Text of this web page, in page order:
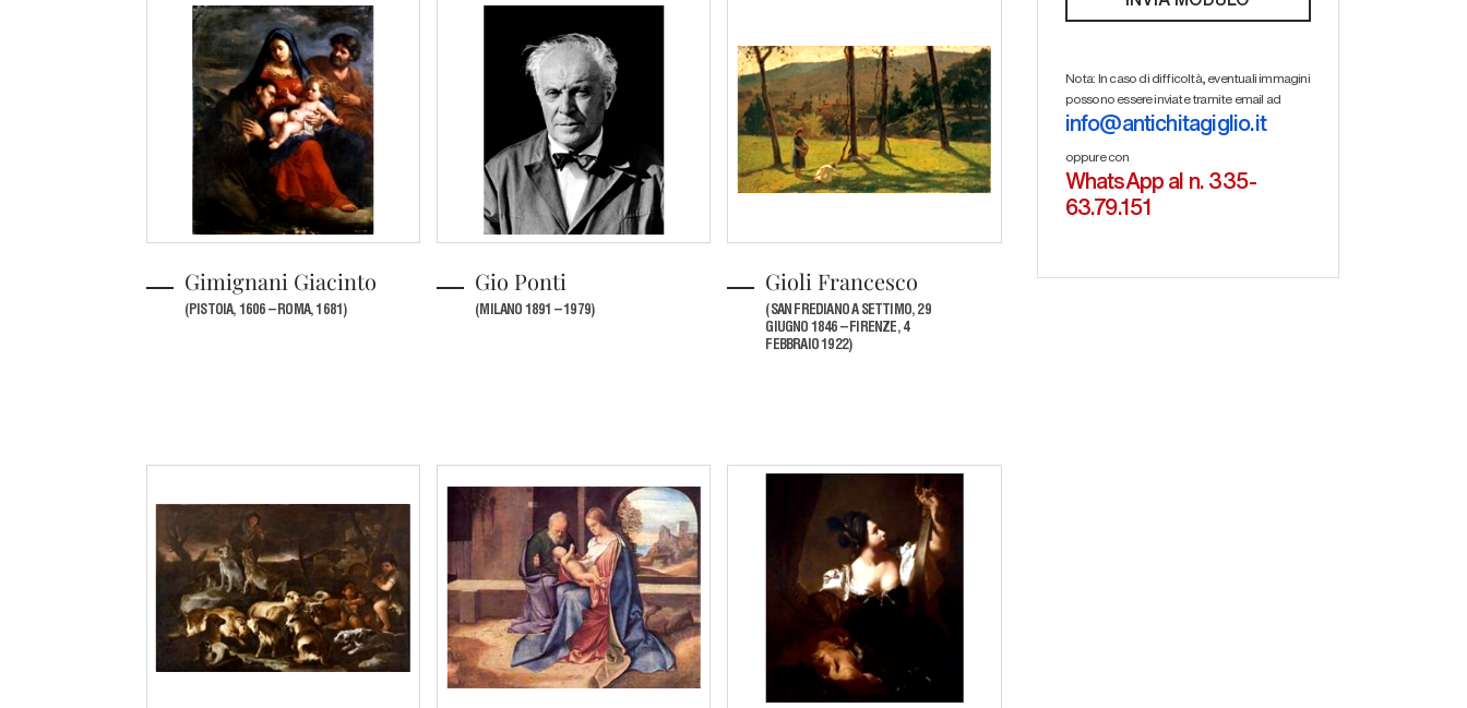
Gimignani Giacinto
(PISTOIA, 1606 – ROMA, 1681)
Gio Ponti
(MILANO 1891 – 1979)
Gioli Francesco
(SAN FREDIANO A SETTIMO, 29
GIUGNO 1846 – FIRENZE, 4
FEBBRAIO 1922)
Nota: In caso di difficoltà, eventuali immagini
possono essere inviate tramite email ad
info@antichitagiglio.it
oppure con
WhatsApp al n. 335-
63.79.151